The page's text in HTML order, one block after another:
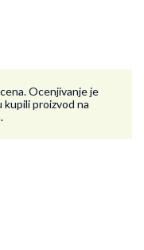
Ocenjivanje je
kupili proizvod na